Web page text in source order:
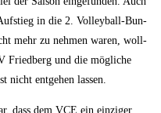
in die 2. Vol­ley­ball-Bun­
mehr zu neh­men waren, woll­
Fried­berg und die mög­li­che
nicht ent­ge­hen lassen.
dass dem VCE ein ein­zi­ger